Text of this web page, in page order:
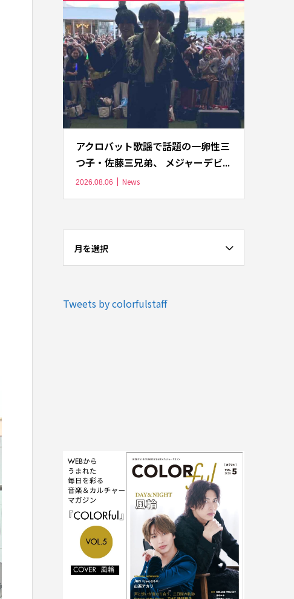
アクロバット歌謡で話題の一卵性三
つ子・佐藤三兄弟、 メジャーデビ...
2026.08.06 News
月を選択
Tweets by colorfulstaff